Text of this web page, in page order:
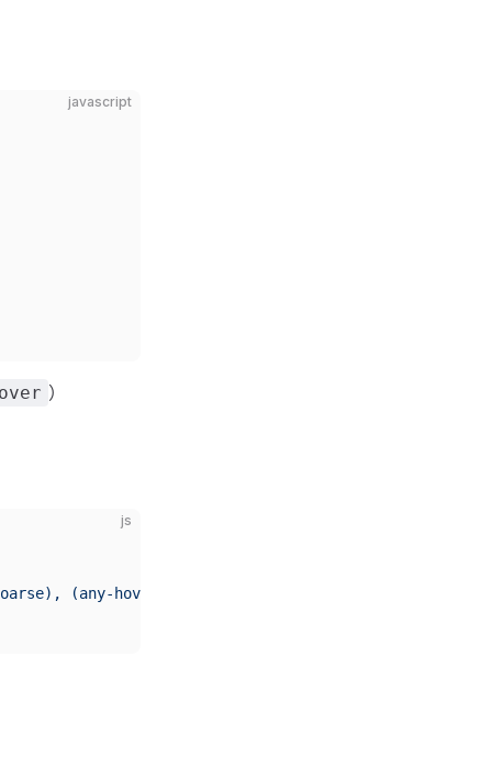
javascript
）
js
(any-hover: none)'